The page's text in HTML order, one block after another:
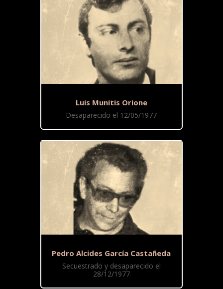
Luis Munitis Orione
Desaparecido el 12/05/1977
Pedro Alcides García Castañeda
Secuestrado y desaparecido el
28/12/1977